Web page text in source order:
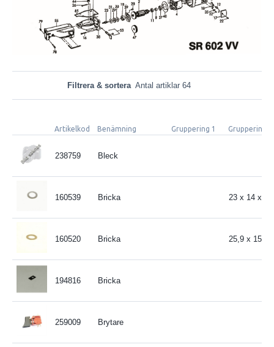
Filtrera & sortera Antal artiklar 64
Artikelkod Benämning Gruppering 1 Gruppering 2
238759 Bleck
160539 Bricka 23 x 14 x
160520 Bricka 25,9 x 15,5
194816 Bricka
259009 Brytare